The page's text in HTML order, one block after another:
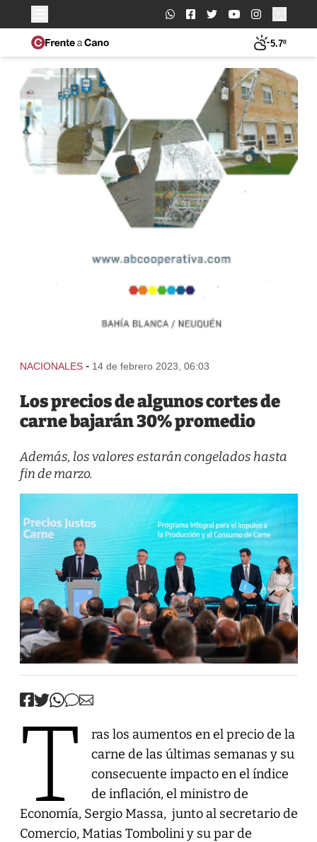
Buscar:
5.7º
NACIONALES - 14 de febrero 2023, 06:03
Los precios de algunos cortes de
carne bajarán 30% promedio
Además, los valores estarán congelados hasta
fin de marzo.
T
ras los aumentos en el precio de la
carne de las últimas semanas y su
consecuente impacto en el índice
de inflación, el ministro de
Economía, Sergio Massa, junto al secretario de
Comercio, Matias Tombolini y su par de